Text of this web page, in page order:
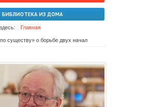
БИБЛИОТЕКА ИЗ ДОМА
Главная
существу» о борьбе двух начал